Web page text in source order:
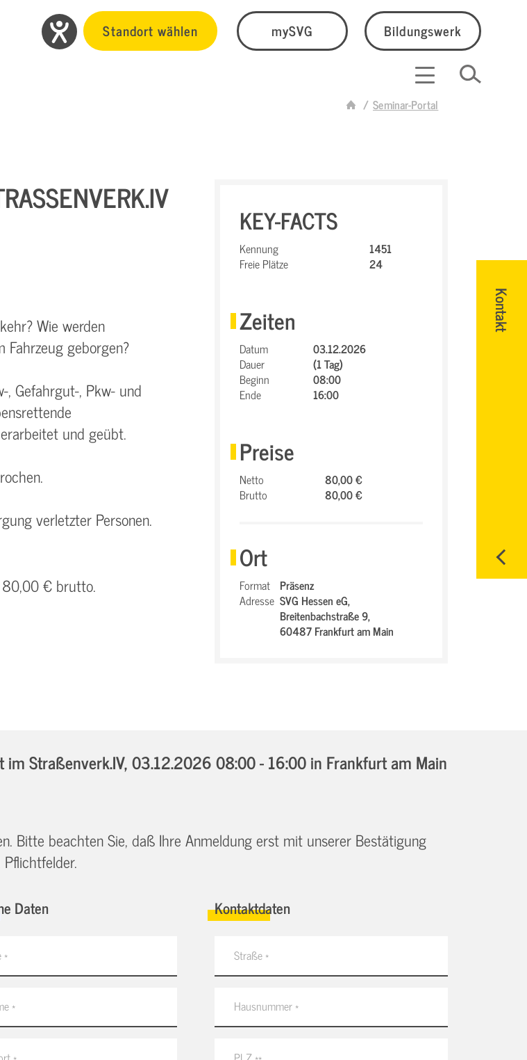
Standort wählen mySVG Bildungswerk
Seminar-Portal
Kontakt
I
Wie werden
Fahrzeug geborgen?
, Gefahrgut-, Pkw- und
und geübt.
verletzter Personen.
€ brutto.
KEY-FACTS
Kennung
1451
Freie Plätze
24
Zeiten
Datum
03.12.2026
Dauer
(1 Tag)
Beginn
08:00
Ende
16:00
Preise
Netto
80,00 €
Brutto
80,00 €
Ort
Format Präsenz
Adresse SVG Hessen eG,
Breitenbachstraße 9,
60487 Frankfurt am Main
Straßenverk.IV,03.12.2026 08:00 - 16:00in Frankfurt am Main
Bitte beachten Sie, daß Ihre Anmeldung erst mit unserer Bestätigung
Daten Kontaktdaten